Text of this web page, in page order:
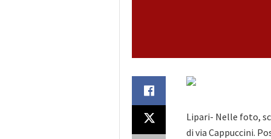
Lipari- Nelle foto,
di via Cappuccini.